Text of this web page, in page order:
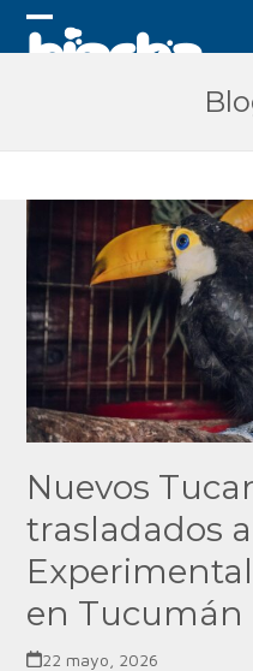
Skip
Open
Close
Nuevos
trasladados
en Tucumán
22 mayo, 2026